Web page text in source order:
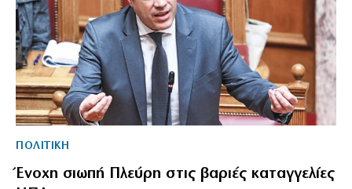
ΠΟΛΙΤΙΚΗ
Ένοχη σιωπή Πλεύρη στις βαριές καταγγελίες